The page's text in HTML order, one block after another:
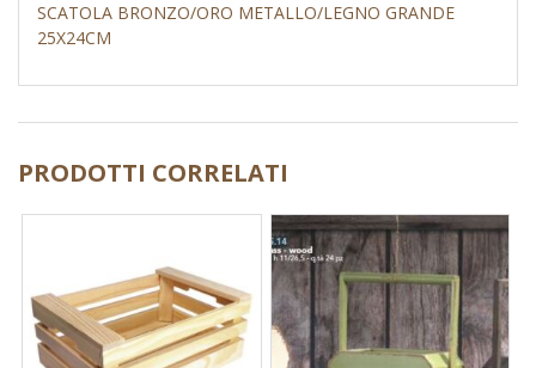
SCATOLA BRONZO/ORO METALLO/LEGNO GRANDE
25X24CM
PRODOTTI CORRELATI